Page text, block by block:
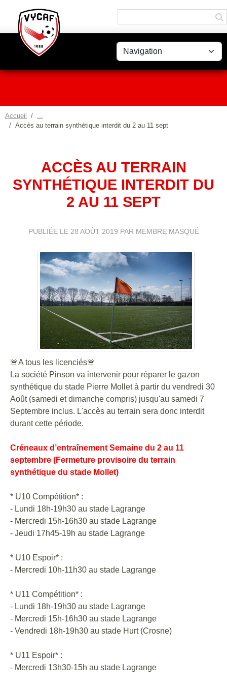
Accueil
Accès au terrain synthétique interdit du 2 au 11 sept
ACCÈS AU TERRAIN
SYNTHÉTIQUE INTERDIT DU
2 AU 11 SEPT
PUBLIÉE LE 28 AOÛT 2019 PAR MEMBRE MASQUÉ
🚨A tous les licenciés🚨
La société Pinson va intervenir pour réparer le gazon
synthétique du stade Pierre Mollet à partir du vendredi 30
Août (samedi et dimanche compris) jusqu'au samedi 7
Septembre inclus. L'accès au terrain sera donc interdit
durant cette période.
Créneaux d’entraînement Semaine du 2 au 11
septembre (Fermeture provisoire du terrain
synthétique du stade Mollet)
* U10 Compétition* :
- Lundi 18h-19h30 au stade Lagrange
- Mercredi 15h-16h30 au stade Lagrange
- Jeudi 17h45-19h au stade Lagrange
* U10 Espoir* :
- Mercredi 10h-11h30 au stade Lagrange
* U11 Compétition* :
- Lundi 18h-19h30 au stade Lagrange
- Mercredi 15h-16h30 au stade Lagrange
- Vendredi 18h-19h30 au stade Hurt (Crosne)
* U11 Espoir* :
- Mercredi 13h30-15h au stade Lagrange